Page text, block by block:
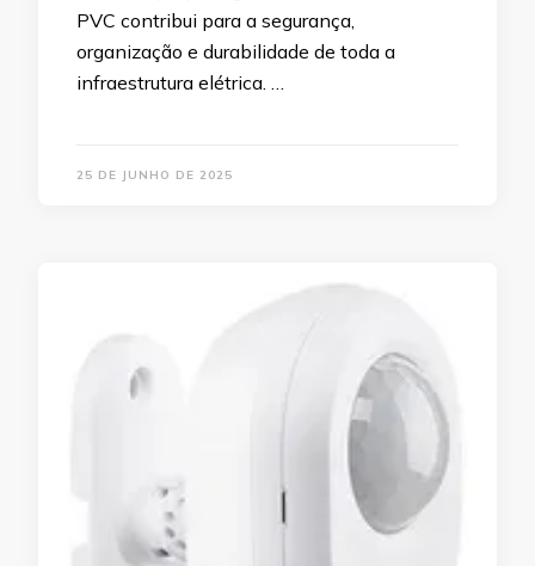
PVC contribui para a segurança,
organização e durabilidade de toda a
infraestrutura elétrica. …
25 DE JUNHO DE 2025